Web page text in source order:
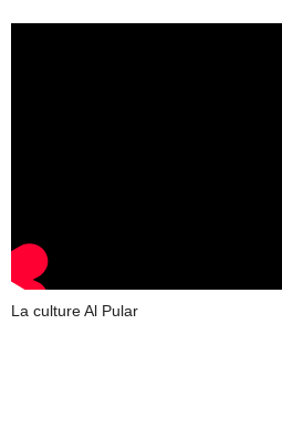
La culture Al Pular